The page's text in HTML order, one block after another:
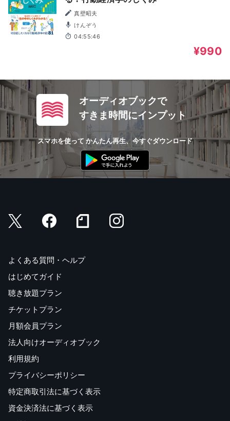
真壁昭夫
けんぞう
04:55:46
¥990
オーディオブックで
すきま時間にインプット
スマホを使って かんたん再生、今すぐダウンロード
よくある質問・ヘルプ
はじめてガイド
聴き放題プラン
チケットプラン
月額会員プラン
法人向けオーディオブック
利用規約
プライバシーポリシー
特定商取引法に基づく表示
資金決済法に基づく表示